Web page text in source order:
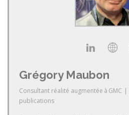
Grégory Maubon
Consultant réalité augmentée à GMC |
publications